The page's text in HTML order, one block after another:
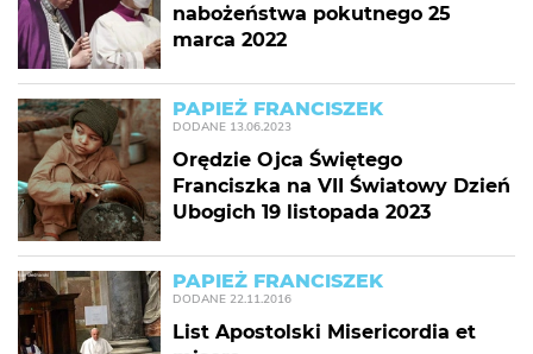
nabożeństwa pokutnego 25
marca 2022
PAPIEŻ FRANCISZEK
DODANE 13.06.2023
Orędzie Ojca Świętego
Franciszka na VII Światowy Dzień
Ubogich 19 listopada 2023
PAPIEŻ FRANCISZEK
DODANE 22.11.2016
List Apostolski Misericordia et